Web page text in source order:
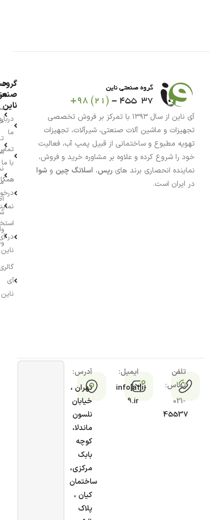
آی ناین از سال ۱۳۹۳ با تمرکز بر فروش تخصصی
تجهیزات و ماشین آلات صنعتی، شیرآلات، تجهیزات
تهویه مطبوع و ساختمانی از قبیل پمپ آب، فعالیت
خود را شروع کرده و علاوه بر مشاوره خرید و فروش،
نماینده انحصاری برند های رپس، اسلانگ چین و شوا
در ایران است.
گروه
ناین
ما
با ما
در
ناین
آی
ناین
تلفن
تماس:
021-
45537
ایمیل:
info[at]i-
9.ir
آدرس:
تهران ،
خیابان
نلسون
ماندلا،
کوچه
بابک
مرکزی،
ساختمان
کیان ،
پلاک